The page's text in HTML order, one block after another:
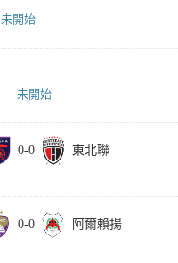
未開始
未開始
0-0
東北聯
0-0
阿爾賴揚